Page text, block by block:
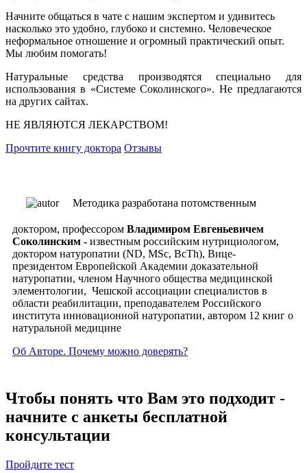
Начните общаться в чате с нашим экспертом и удивитесь
насколько это удобно, глубоко и системно. Человеческое
неформальное отношение и огромный практический опыт.
Мы любим помогать!
Натуральные средства производятся специально для
использования в «Системе Соколинского». Не предлагаются
на других сайтах.
НЕ ЯВЛЯЮТСЯ ЛЕКАРСТВОМ!
Прочтите книгу доктора Отзывы
Методика разработана потомственным
доктором, профессором Владимиром Евгеньевичем
Соколинским - известным российским нутрициологом,
доктором натуропатии (ND, MSc, ВсTh), Вице-
президентом Европейской Академии доказательной
натуропатии, членом Научного общества медицинской
элементологии, Чешской ассоциации специалистов в
области реабилитации, преподавателем Российского
института инновационной натуропатии, автором 12 книг о
натуральной медицине
Об Авторе. Почему можно доверять?
Чтобы понять что Вам это подходит -
начните с анкеты бесплатной
консультации
Пройдите тест